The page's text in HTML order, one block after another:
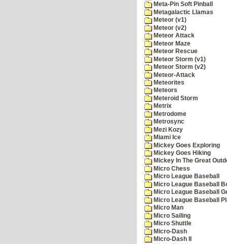
Meta-Pin Soft Pinball
Metagalactic Llamas
Meteor (v1)
Meteor (v2)
Meteor Attack
Meteor Maze
Meteor Rescue
Meteor Storm (v1)
Meteor Storm (v2)
Meteor-Attack
Meteorites
Meteors
Meteroid Storm
Metrix
Metrodome
Metrosync
Mezi Kozy
Miami Ice
Mickey Goes Exploring
Mickey Goes Hiking
Mickey In The Great
Micro Chess
Micro League Baseball
Micro League Baseball
Micro League Baseball
Micro League Baseball
Micro Man
Micro Sailing
Micro Shuttle
Micro-Dash
Micro-Dash II